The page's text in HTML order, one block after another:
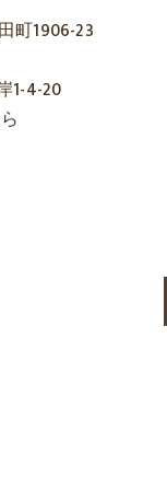
町1906-23
1-4-20